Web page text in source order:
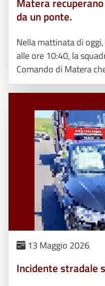
da un ponte.
Nella mattinata di
alle ore 10:40, la
Comando di Matera
13 Maggio 2026
Incidente stradale